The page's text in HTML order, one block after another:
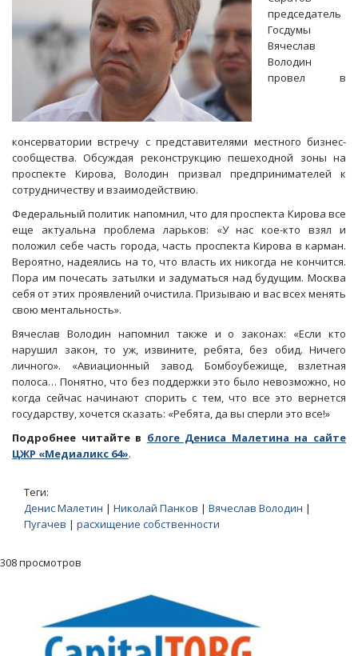
председатель
Госдумы
Вячеслав
Володин
провел в
консерватории встречу с представителями местного бизнес-
сообщества. Обсуждая реконструкцию пешеходной зоны на
проспекте Кирова, Володин призвал предпринимателей к
сотрудничеству и взаимодействию.
Федеральный политик напомнил, что для проспекта Кирова все
еще актуальна проблема ларьков: «У нас кое-кто взял и
положил себе часть города, часть проспекта Кирова в карман.
Вероятно, надеялись на то, что власть их никогда не кончится.
Пора им почесать затылки и задуматься над будущим. Москва
себя от этих проявлений очистила. Призываю и вас всех менять
свою ментальность».
Вячеслав Володин напомнил также и о законах: «Если кто
нарушил закон, то уж, извините, ребята, без обид. Ничего
личного». «Авиационный завод. Бомбоубежище, взлетная
полоса… Понятно, что без поддержки это было невозможно, но
когда сейчас начинают спорить с тем, что все это вернется
государству, хочется сказать: «Ребята, да вы сперли это все!»
Подробнее читайте в блоге Дениса Малетина на сайте
ЦЖР «Медиаликс 64».
Теги:
Денис Малетин | Николай Панков | Вячеслав Володин |
Пугачев | расхищение собственности
308 просмотров